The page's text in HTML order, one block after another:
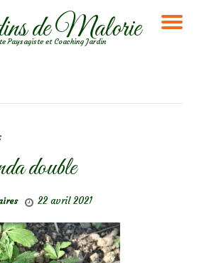
de Malorie
Paysagiste et Coaching Jardin
double
22 avril 2021